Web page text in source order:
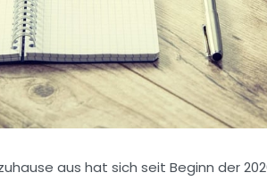
aus hat sich seit Beginn der